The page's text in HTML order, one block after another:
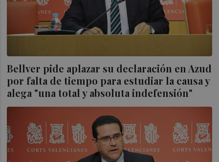
Bellver pide aplazar su declaración en Azud
por falta de tiempo para estudiar la causa y
alega "una total y absoluta indefensión"